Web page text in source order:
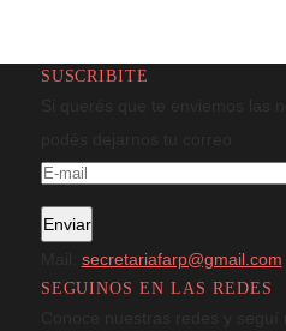
podés dejarnos tu correo
Mail:secretariafarp@gmail.com